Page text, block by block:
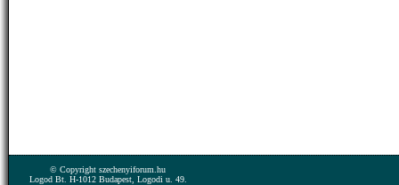
© Copyright szechenyiforum.hu
Logod Bt. H-1012 Budapest, Logodi u. 49.